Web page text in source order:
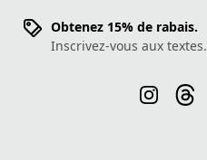
Obtenez 15% de rabais.
Inscrivez-vous aux textes.